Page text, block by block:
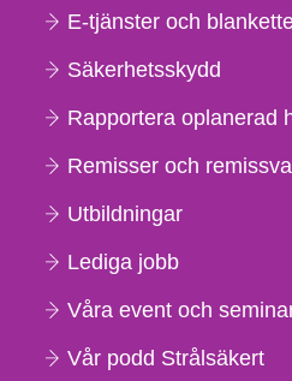
E-tjänster och
Säkerhetsskydd
Rapportera oplanerad
Remisser och
Utbildningar
Lediga jobb
Våra event och
Vår podd Strålsäkert